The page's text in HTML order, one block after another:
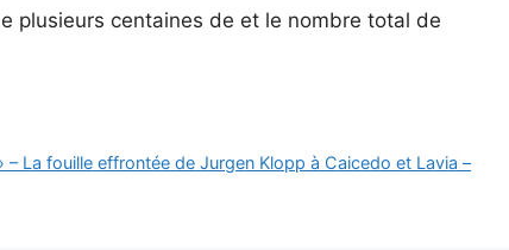
plusieurs centaines de et le nombre total de
La fouille effrontée de Jurgen Klopp à Caicedo et Lavia –